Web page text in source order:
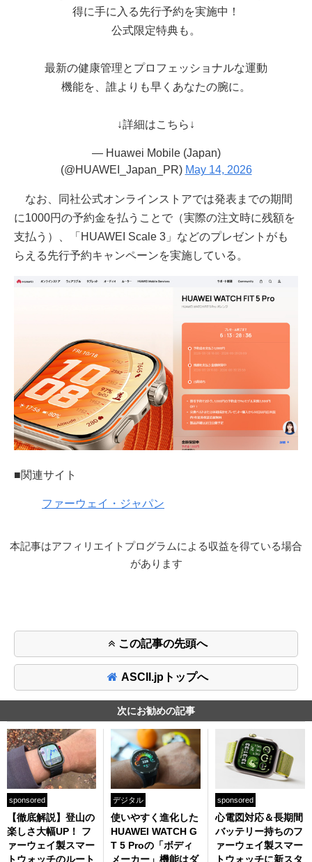
得に手に入る先行予約を実施中！
公式限定特典も。
最新の健康管理とプロフェッショナルな運動
機能を、誰よりも早くあなたの腕に。
↓詳細はこちら↓
— Huawei Mobile (Japan)
(@HUAWEI_Japan_PR) May 14, 2026
なお、同社公式オンラインストアでは発表までの期間
に1000円の予約金を払うことで（実際の注文時に残額を
支払う）、「HUAWEI Scale 3」などのプレゼントがも
らえる先行予約キャンペーンを実施している。
■関連サイト
ファーウェイ・ジャパン
本記事はアフィリエイトプログラムによる収益を得ている場合
があります
この記事の先頭へ
ASCII.jpトップへ
次にお勧めの記事
sponsored
【徹底解説】登山の
楽しさ大幅UP！ フ
ァーウェイ製スマー
トウォッチのルート
デジタル
使いやすく進化した
HUAWEI WATCH G
T 5 Proの「ボディ
メーカー」機能はダ
sponsored
心電図対応＆長期間
バッテリー持ちのフ
ァーウェイ製スマー
トウォッチに新スタ